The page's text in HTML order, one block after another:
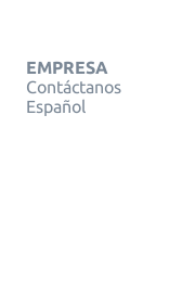
EMPRESA
Contáctanos
Español